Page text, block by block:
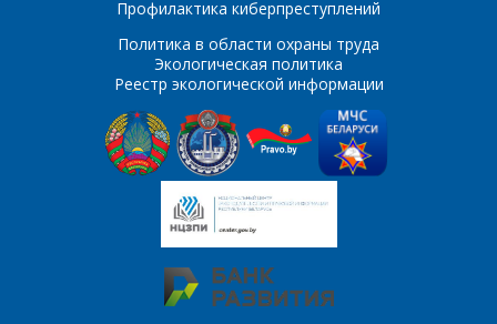
Профилактика киберпреступлений
Политика в области охраны труда
Экологическая политика
Реестр экологической информации